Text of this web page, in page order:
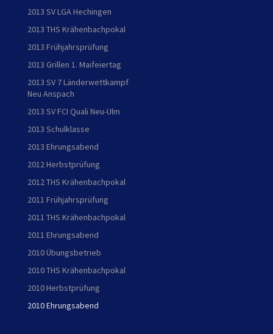
2013 SV LGA Hechingen
2013 THS Krähenbachpokal
2013 Frühjahrsprüfung
2013 Grillen 1. Maifeiertag
2013 SV 7 Länderwettkampf
Neu Anspach
2013 SV FCI Quali Neu-Ulm
2013 Schulklasse
2013 Ehrungsabend
2012 Herbstprüfung
2012 THS Krähenbachpokal
2011 Frühjahrsprüfung
2011 THS Krähenbachpokal
2011 Ehrungsabend
2010 Übungsbetrieb
2010 THS Krähenbachpokal
2010 Herbstprüfung
2010 Ehrungsabend